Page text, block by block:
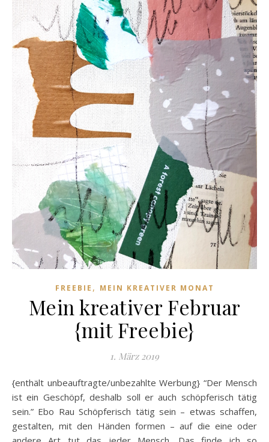
FREEBIE , MEIN KREATIVER MONAT
Mein kreativer Februar
{mit Freebie}
1. März 2019
{enthält unbeauftragte/unbezahlte Werbung} “Der Mensch
ist ein Geschöpf, deshalb soll er auch schöpferisch tätig
sein.” Ebo Rau Schöpferisch tätig sein – etwas schaffen,
gestalten, mit den Händen formen – auf die eine oder